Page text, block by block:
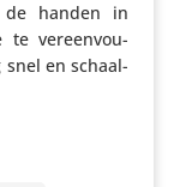
de handen in
te vereen­vou­
snel en schaal­